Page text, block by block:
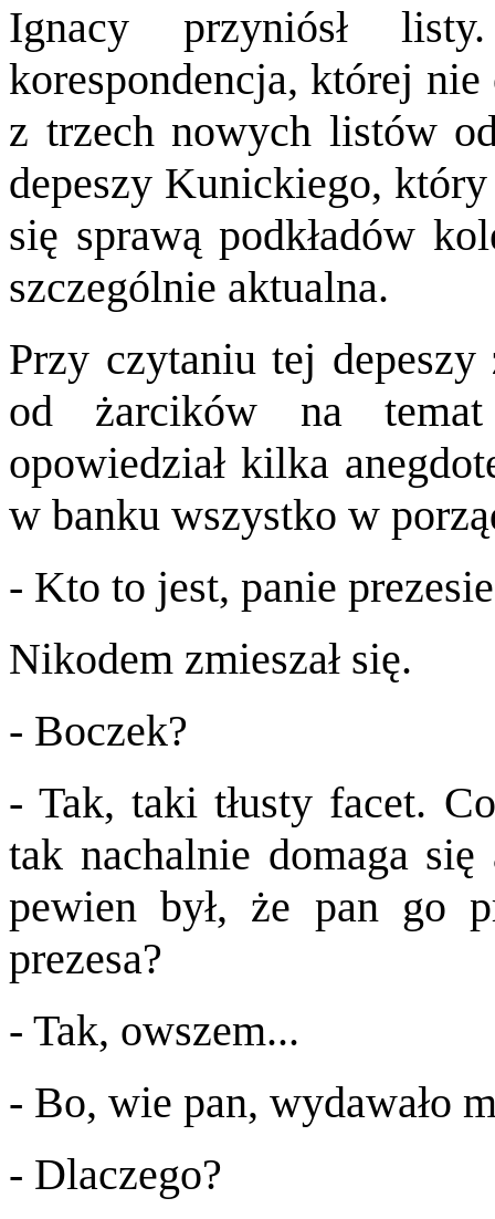
Ignacy przyniósł
korespondencja, której nie
z trzech nowych listów
depeszy Kunickiego,
się sprawą podkładów
szczególnie aktualna.
Przy czytaniu tej depeszy
od żarcików na
opowiedział kilka
w banku wszystko w
- Kto to jest, panie
Nikodem zmieszał się.
- Boczek?
- Tak, taki tłusty facet.
tak nachalnie domaga
pewien był, że pan go
prezesa?
- Tak, owszem...
- Bo, wie pan, wydawało
- Dlaczego?